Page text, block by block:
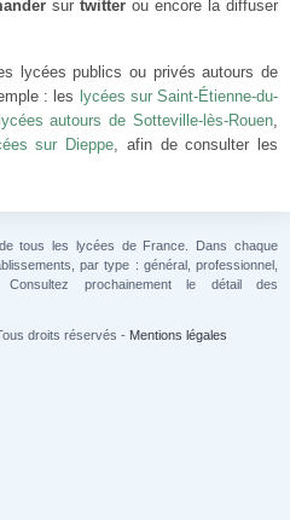
sur twitter ou encore la diffuser
lycées publics ou privés autours de
: les lycées sur Saint-Étienne-du-
lycées autours de Sotteville-lès-Rouen,
sur Dieppe, afin de consulter les
tous les lycées de France. Dans chaque
par type : général, professionnel,
Consultez prochainement le détail des
droits réservés - Mentions légales